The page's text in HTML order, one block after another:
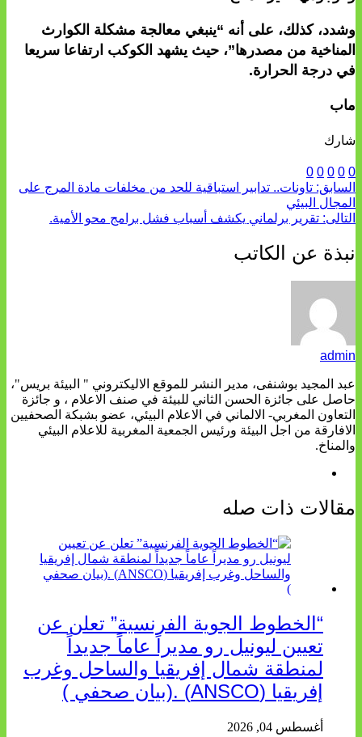
وشدد، كذلك، على أنه “ينبغي معالجة مشكلة الكوارث
المناخية من مصدرها”، حيث يشهد الكوكب ارتفاعا سريعا
في درجة الحرارة.
ماب
شارك
0
0
0
0
0
السابق: تاونات.. تدابير استباقية للحد من مخلفات مادة المرج على
المجال البيئي
التالى: تقرير برلماني يكشف أسباب فشل برامج محو الأمية.
نبذة عن الكاتب
admin
عبد المجيد بوشنفى، مدير النشر للموقع الاليكتروني " البيئة بريس"،
حاصل على جائزة الحسن الثاني للبيئة في صنف الاعلام ، و جائزة
التعاون المغربي- الالماني في الاعلام البيئي، عضو بشبكة الصحفيين
الافارقة من اجل البيئة ورئيس الجمعية المغربية للاعلام البيئي
والمناخ.
مقالات ذات صله
“الخطوط الجوية الفرنسية” تعلن عن
تعيين ليونيل رو مديراً عاماً جديداً
لمنطقة شمال إفريقيا والساحل وغرب
إفريقيا (ANSCO) .(بيان صحفي )
أغسطس 04, 2026